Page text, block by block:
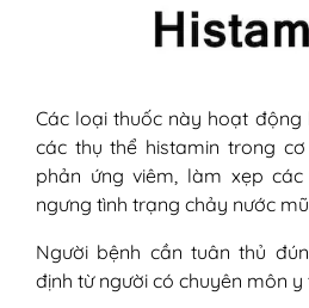
Các loại thuốc này hoạt động
các thụ thể histamin trong
phản ứng viêm, làm xẹp
ngưng tình trạng chảy nước
Người bệnh cần tuân thủ
định từ người có chuyên môn y